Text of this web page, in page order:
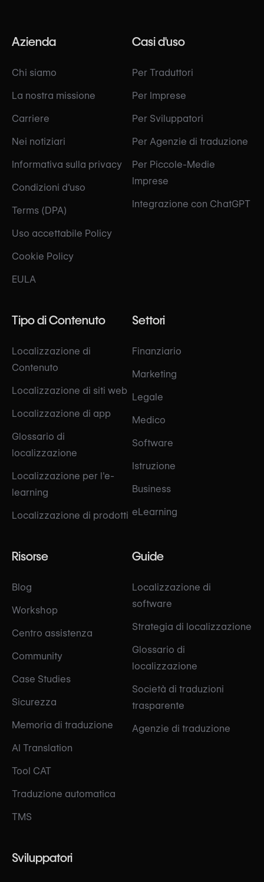
Azienda
Chi siamo
La nostra missione
Carriere
Nei notiziari
Informativa sulla privacy
Condizioni d'uso
Terms (DPA)
Uso accettabile Policy
Cookie Policy
EULA
Casi d'uso
Per Traduttori
Per Imprese
Per Sviluppatori
Per Agenzie di traduzione
Per Piccole-Medie
Imprese
Integrazione con ChatGPT
Tipo di Contenuto
Localizzazione di
Contenuto
Localizzazione di siti web
Localizzazione di app
Glossario di
localizzazione
Localizzazione per l'e-
learning
Localizzazione di prodotti
Settori
Finanziario
Marketing
Legale
Medico
Software
Istruzione
Business
eLearning
Risorse
Blog
Workshop
Centro assistenza
Community
Case Studies
Sicurezza
Memoria di traduzione
AI Translation
Tool CAT
Traduzione automatica
TMS
Guide
Localizzazione di
software
Strategia di localizzazione
Glossario di
localizzazione
Società di traduzioni
trasparente
Agenzie di traduzione
Sviluppatori